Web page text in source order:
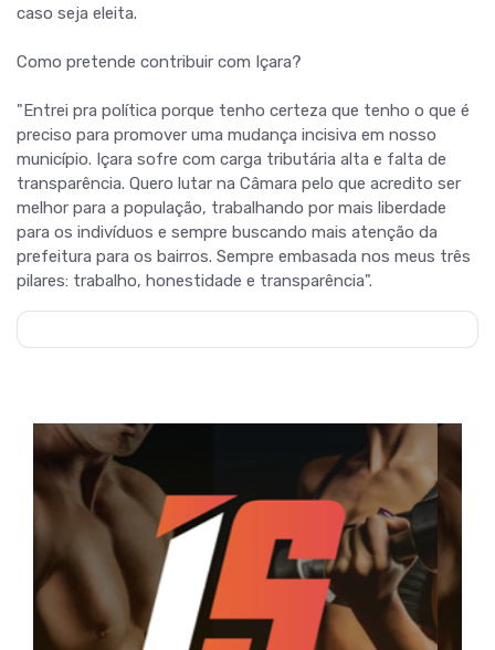
caso seja eleita.
Como pretende contribuir com Içara?
"Entrei pra política porque tenho certeza que tenho o que é
preciso para promover uma mudança incisiva em nosso
município. Içara sofre com carga tributária alta e falta de
transparência. Quero lutar na Câmara pelo que acredito ser
melhor para a população, trabalhando por mais liberdade
para os indivíduos e sempre buscando mais atenção da
prefeitura para os bairros. Sempre embasada nos meus três
pilares: trabalho, honestidade e transparência".